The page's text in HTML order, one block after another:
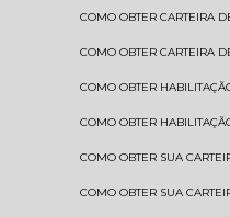
COMO OBTER CARTEIRA
COMO OBTER CARTEIRA
COMO OBTER
COMO OBTER
COMO OBTER SUA
COMO OBTER SUA